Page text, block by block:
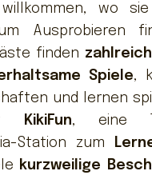
wo
Ausprobieren
finden
Spiele,
und lernen
KikiFun, eine
Station zum
kurzweilige